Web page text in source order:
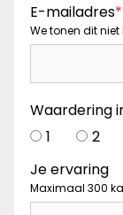
E-mailadres*
We tonen dit niet
Waardering
1
2
Je ervaring
Maximaal 300